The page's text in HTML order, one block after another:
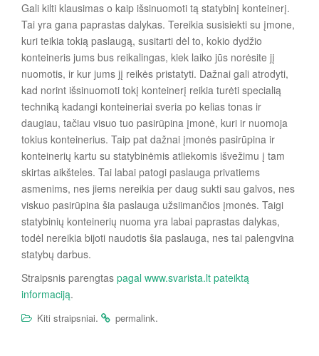
Gali kilti klausimas o kaip išsinuomoti tą statybinį konteinerį.
Tai yra gana paprastas dalykas. Tereikia susisiekti su įmone,
kuri teikia tokią paslaugą, susitarti dėl to, kokio dydžio
konteineris jums bus reikalingas, kiek laiko jūs norėsite jį
nuomotis, ir kur jums jį reikės pristatyti. Dažnai gali atrodyti,
kad norint išsinuomoti tokį konteinerį reikia turėti specialią
techniką kadangi konteineriai sveria po kelias tonas ir
daugiau, tačiau visuo tuo pasirūpina įmonė, kuri ir nuomoja
tokius konteinerius. Taip pat dažnai įmonės pasirūpina ir
konteinerių kartu su statybinėmis atliekomis išvežimu į tam
skirtas aikšteles. Tai labai patogi paslauga privatiems
asmenims, nes jiems nereikia per daug sukti sau galvos, nes
viskuo pasirūpina šia paslauga užsiimančios įmonės. Taigi
statybinių konteinerių nuoma yra labai paprastas dalykas,
todėl nereikia bijoti naudotis šia paslauga, nes tai palengvina
statybų darbus.
Straipsnis parengtas pagal www.svarista.lt pateiktą
informaciją.
Kiti straipsniai. permalink.